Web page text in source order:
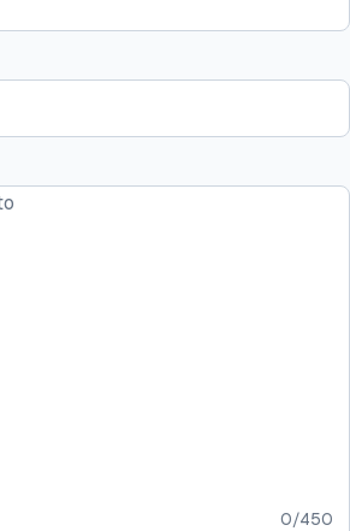
0/450